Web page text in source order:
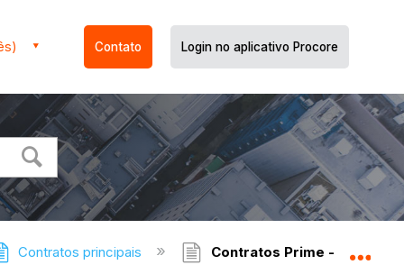
Contato Login no aplicativo Procore
Contratos principais Contratos Prime -